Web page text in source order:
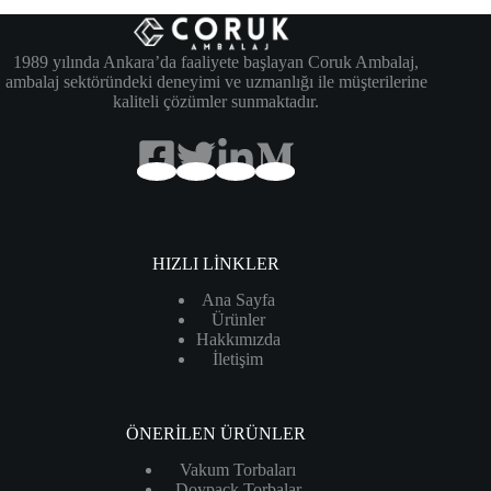
1989 yılında Ankara’da faaliyete başlayan Coruk Ambalaj,
ambalaj sektöründeki deneyimi ve uzmanlığı ile müşterilerine
kaliteli çözümler sunmaktadır.
HIZLI LİNKLER
Ana Sayfa
Ürünler
Hakkımızda
İletişim
ÖNERİLEN ÜRÜNLER
Vakum Torbaları